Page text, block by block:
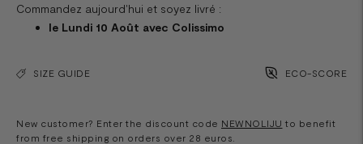
Commandez aujourd'hui et soyez livré :
le Lundi 10 Août avec Colissimo
SIZE GUIDE ECO-SCORE
New customer? Enter the discount code NEWNOLIJU to benefit
from free shipping on orders over 28 euros.